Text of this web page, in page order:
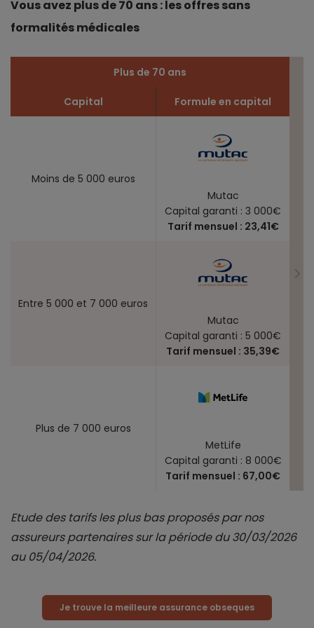
Vous avez plus de 70 ans : les offres sans
formalités médicales
Plus de 70 ans
Capital Formule en capital
Moins de 5 000 euros
Mutac
Capital garanti : 3 000€
Tarif mensuel : 23,41€
Entre 5 000 et 7 000 euros
Mutac
Capital garanti : 5 000€
Tarif mensuel : 35,39€
Plus de 7 000 euros
MetLife
Capital garanti : 8 000€
Tarif mensuel : 67,00€
Etude des tarifs les plus bas proposés par nos
assureurs partenaires sur la période du 30/03/2026
au 05/04/2026.
Je trouve la meilleure assurance obseques